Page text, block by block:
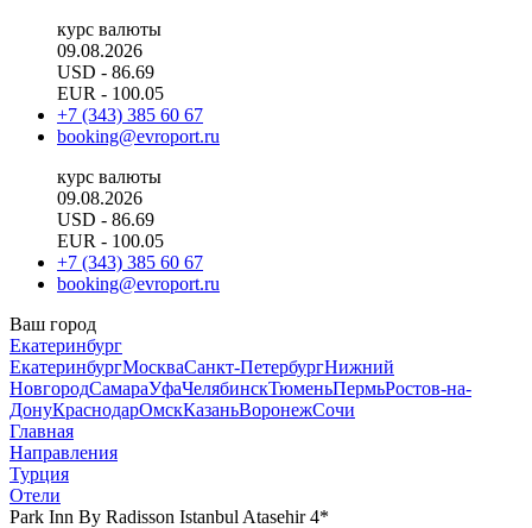
курс валюты
09.08.2026
USD - 86.69
EUR - 100.05
+7 (343) 385 60 67
booking@evroport.ru
курс валюты
09.08.2026
USD - 86.69
EUR - 100.05
+7 (343) 385 60 67
booking@evroport.ru
Ваш город
Екатеринбург
ЕкатеринбургМоскваСанкт-ПетербургНижний
НовгородСамараУфаЧелябинскТюменьПермьРостов-на-
ДонуКраснодарОмскКазаньВоронежСочи
Главная
Направления
Турция
Отели
Park Inn By Radisson Istanbul Atasehir 4*